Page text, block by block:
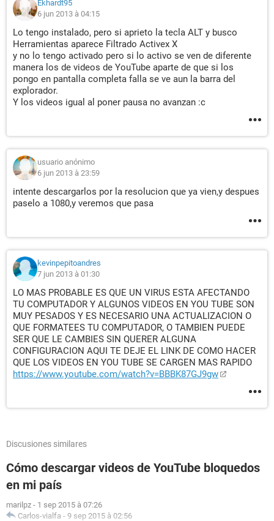
Ekhardt95
6 jun 2013 à 04:15
Lo tengo instalado, pero si aprieto la tecla ALT y busco
Herramientas aparece Filtrado Activex X
y no lo tengo activado pero si lo activo se ven de diferente
manera los de videos de YouTube aparte de que si los
pongo en pantalla completa falla se ve aun la barra del
explorador.
Y los videos igual al poner pausa no avanzan :c
usuario anónimo
6 jun 2013 à 23:59
intente descargarlos por la resolucion que ya vien,y despues
paselo a 1080,y veremos que pasa
kevinpepitoandres
7 jun 2013 à 01:30
LO MAS PROBABLE ES QUE UN VIRUS ESTA AFECTANDO
TU COMPUTADOR Y ALGUNOS VIDEOS EN YOU TUBE SON
MUY PESADOS Y ES NECESARIO UNA ACTUALIZACION O
QUE FORMATEES TU COMPUTADOR, O TAMBIEN PUEDE
SER QUE LE CAMBIES SIN QUERER ALGUNA
CONFIGURACION AQUI TE DEJE EL LINK DE COMO HACER
QUE LOS VIDEOS EN YOU TUBE SE CARGEN MAS RAPIDO
https://www.youtube.com/watch?v=BBBK87GJ9gw
Discusiones similares
Cómo descargar videos de YouTube bloquedos
en mi país
marilpz - 1 sep 2015 à 07:26
Carlos-vialfa - 9 sep 2015 à 02:56